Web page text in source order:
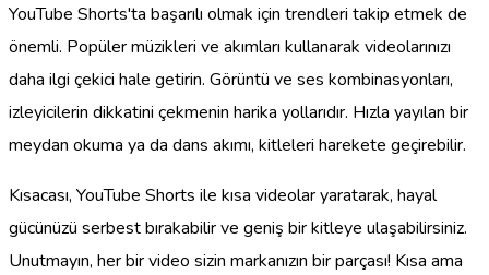
YouTube Shorts'ta başarılı olmak için trendleri takip etmek de
önemli. Popüler müzikleri ve akımları kullanarak videolarınızı
daha ilgi çekici hale getirin. Görüntü ve ses kombinasyonları,
izleyicilerin dikkatini çekmenin harika yollarıdır. Hızla yayılan bir
meydan okuma ya da dans akımı, kitleleri harekete geçirebilir.
Kısacası, YouTube Shorts ile kısa videolar yaratarak, hayal
gücünüzü serbest bırakabilir ve geniş bir kitleye ulaşabilirsiniz.
Unutmayın, her bir video sizin markanızın bir parçası! Kısa ama